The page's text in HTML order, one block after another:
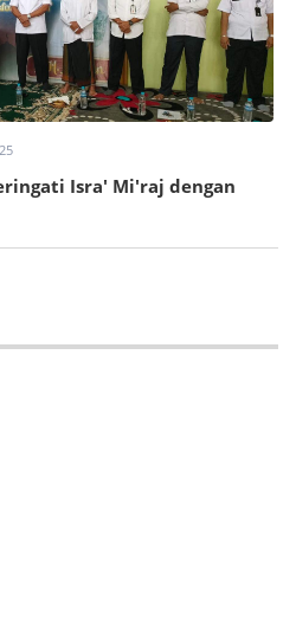
Isra' Mi'raj dengan